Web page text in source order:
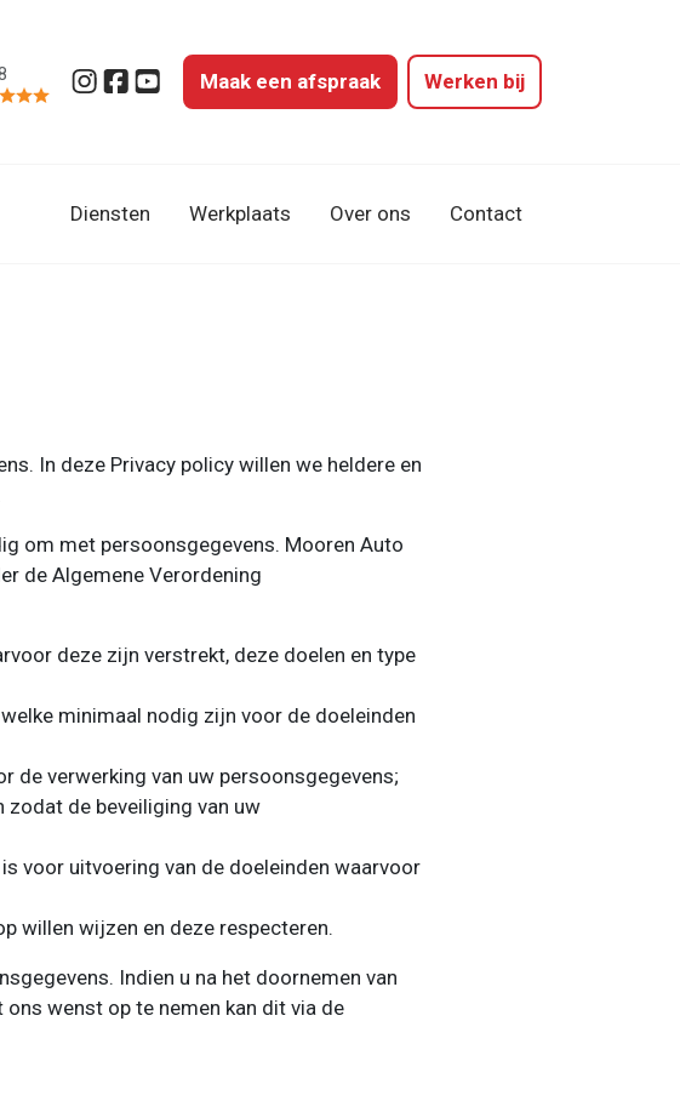
Instagram
Facebook
YouTubeMaak een afspraak Werken bij
Diensten Werkplaats Over ons Contact
In deze Privacy policy willen we heldere en
om met persoonsgegevens. Mooren Auto
de Algemene Verordening
deze zijn verstrekt, deze doelen en type
minimaal nodig zijn voor de doeleinden
de verwerking van uw persoonsgegevens;
zodat de beveiliging van uw
voor uitvoering van de doeleinden waarvoor
willen wijzen en deze respecteren.
Indien u na het doornemen van
wenst op te nemen kan dit via de